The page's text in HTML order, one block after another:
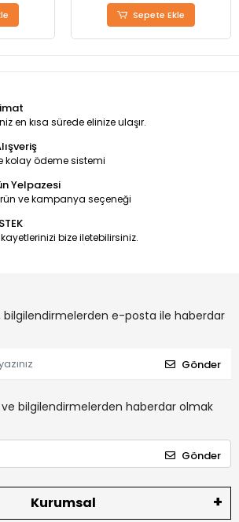
Sepete Ekle
en kısa sürede elinize ulaşır.
kolay ödeme sistemi
Yelpazesi
ve kampanya seçeneği
bize iletebilirsiniz.
bilgilendirmelerden e-posta ile haberdar
Gönder
bilgilendirmelerden haberdar olmak
Gönder
Kurumsal